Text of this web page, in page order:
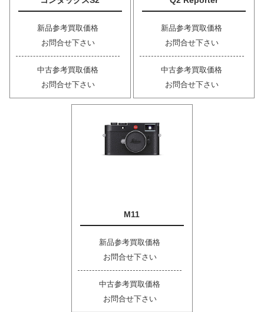
新品参考買取価格
お問合せ下さい
中古参考買取価格
お問合せ下さい
新品参考買取価格
お問合せ下さい
中古参考買取価格
お問合せ下さい
M11
新品参考買取価格
お問合せ下さい
中古参考買取価格
お問合せ下さい